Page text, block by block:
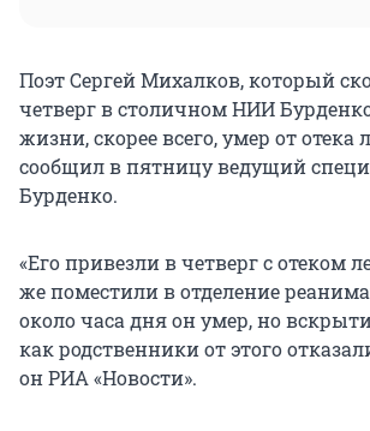
Поэт Сергей Михалков, который
четверг в столичном НИИ
жизни, скорее всего, умер от отека
сообщил в пятницу ведущий
Бурденко.
«Его привезли в четверг с отеком
же поместили в отделение
около часа дня он умер, но
как родственники от этого
он РИА «Новости».